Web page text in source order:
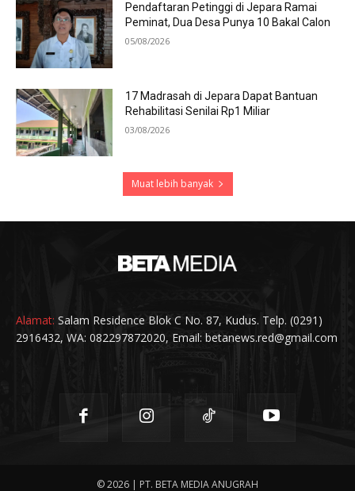
Pendaftaran Petinggi di Jepara Ramai
Peminat, Dua Desa Punya 10 Bakal Calon
05/08/2026
17 Madrasah di Jepara Dapat Bantuan
Rehabilitasi Senilai Rp1 Miliar
03/08/2026
Muat lebih banyak
Alamat: Salam Residence Blok C No. 87, Kudus. Telp. (0291)
2916432, WA: 082297872020, Email: betanews.red@gmail.com
© 2026 | PT. BETA MEDIA ANUGRAH